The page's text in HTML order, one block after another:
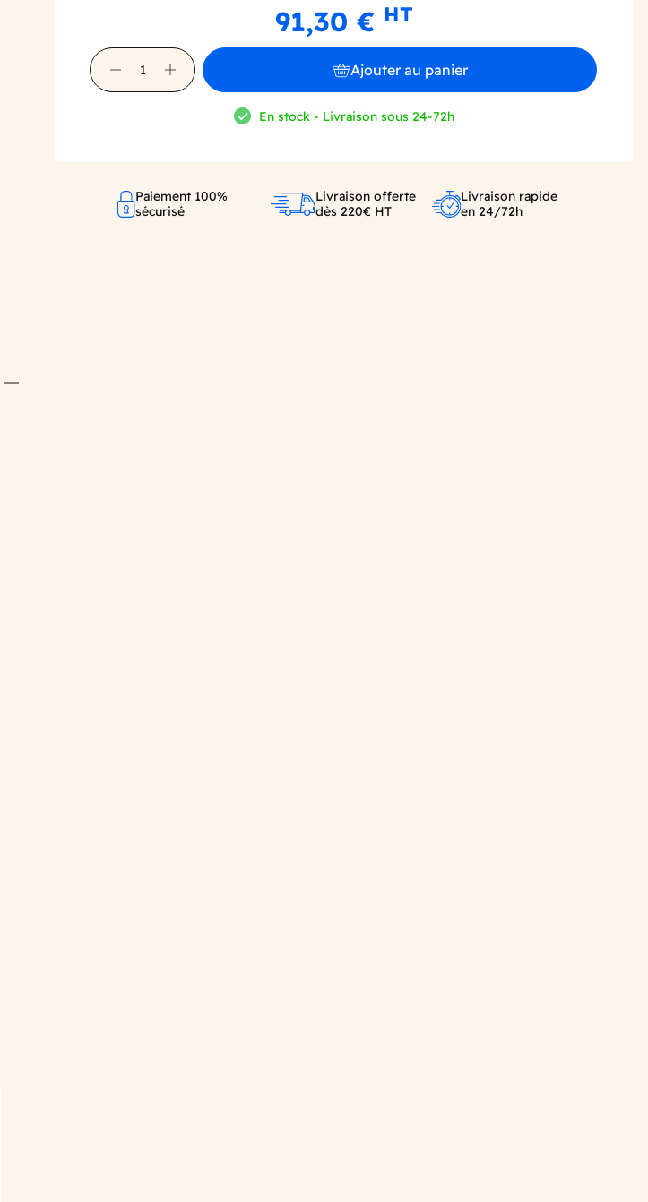
91,30 € HT
Ajouter au panier
En stock - Livraison sous 24-72h
Paiement 100%
sécurisé
Livraison offerte
dès 220€ HT
Livraison rapide
en 24/72h